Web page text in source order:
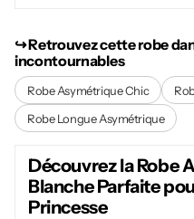
↪︎ Retrouvez cette robe
incontournables
Robe Asymétrique Chic
Robe Longue Asymétrique
Découvrez laRobe
BlancheParfaite
Princesse